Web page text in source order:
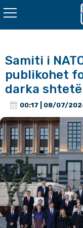
Samiti i
publikohet
darka
00:17 | 08/07/